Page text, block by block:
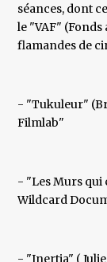
séances, dont
le "VAF" (Fonds
flamandes de
- "Tukuleur"
Filmlab"
- "Les Murs qui
Wildcard
- "Inertia" (